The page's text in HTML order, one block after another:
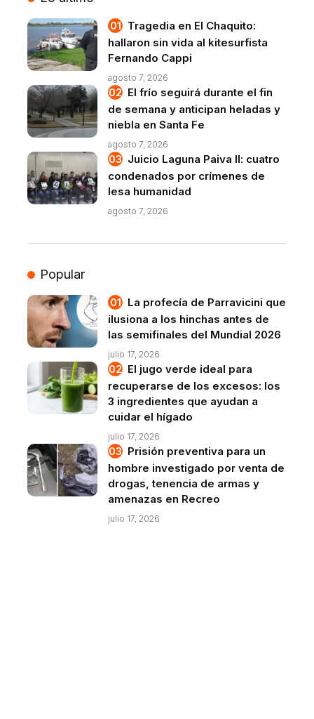
Tragedia en El Chaquito:
hallaron sin vida al kitesurfista
Fernando Cappi
agosto 7, 2026
El frío seguirá durante el fin
de semana y anticipan heladas y
niebla en Santa Fe
agosto 7, 2026
Juicio Laguna Paiva II: cuatro
condenados por crímenes de
lesa humanidad
agosto 7, 2026
Popular
La profecía de Parravicini que
ilusiona a los hinchas antes de
las semifinales del Mundial 2026
julio 17, 2026
El jugo verde ideal para
recuperarse de los excesos: los
3 ingredientes que ayudan a
cuidar el hígado
julio 17, 2026
Prisión preventiva para un
hombre investigado por venta de
drogas, tenencia de armas y
amenazas en Recreo
julio 17, 2026